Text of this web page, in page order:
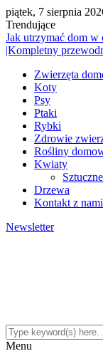
piątek, 7 sierpnia
Trendujące
Jak utrzymać dom
|Kompletny
Zwierzęta
Koty
Psy
Ptaki
Rybki
Zdrowie
Rośliny
Kwiaty
Drzewa
Kontakt z nami
Newsletter
Menu